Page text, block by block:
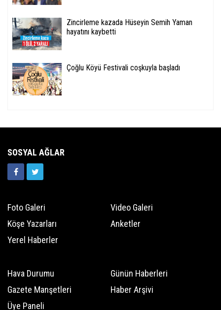
Zincirleme kazada Hüseyin Semih Yaman
hayatını kaybetti
Çoğlu Köyü Festivali coşkuyla başladı
SOSYAL AĞLAR
Foto Galeri
Video Galeri
Köşe Yazarları
Anketler
Yerel Haberler
Hava Durumu
Günün Haberleri
Gazete Manşetleri
Haber Arşivi
Üye Paneli